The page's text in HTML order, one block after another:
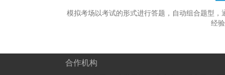
模拟考场以考试的形式进行答题，自动组合题型
经
合作机构